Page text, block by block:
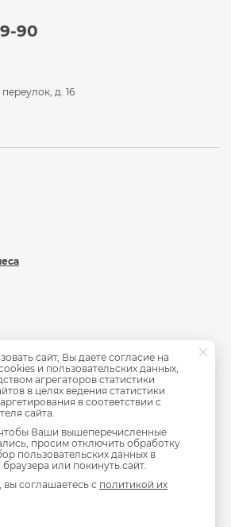
90
данных
организации
д. 16
сайт, Вы даете согласие на
и пользовательских данных,
агрегаторов статистики
в целях ведения статистики
в соответствии с
сайта.
Ваши вышеперечисленные
просим отключить обработку
пользовательских данных в
или покинуть сайт.
вы соглашаетесь с политикой их